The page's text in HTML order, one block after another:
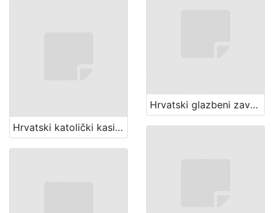
Hrvatski glazbeni zavod (Zagreb)
Hrvatski katolički kasino (Zagreb)